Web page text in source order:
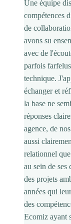
Une équipe
compétences
de
avons su
avec de
parfois
technique.
échanger et
la base ne
réponses
agence, de
aussi
relationnel
au sein de
des projets
années qui
des
Ecomiz ayant